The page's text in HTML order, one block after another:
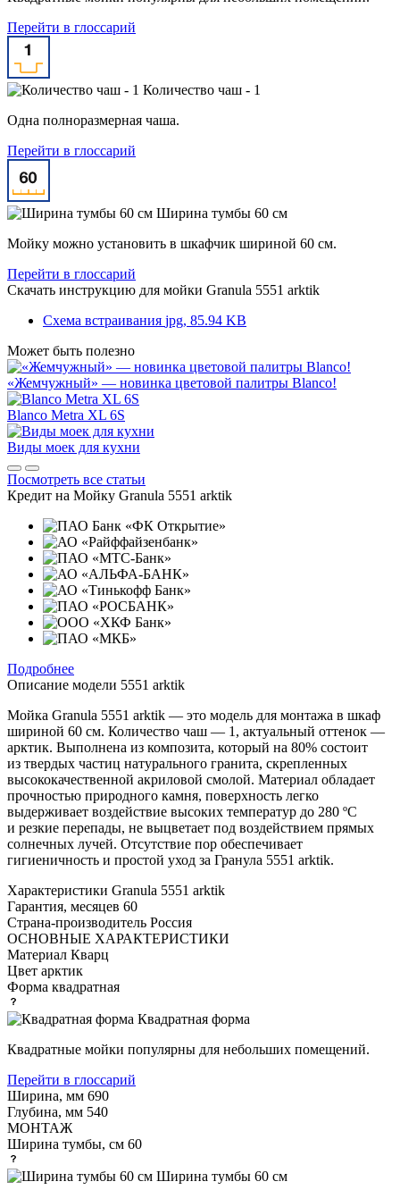
Перейти в глоссарий
Количество чаш - 1
Одна полноразмерная чаша.
Перейти в глоссарий
Ширина тумбы 60 см
Мойку можно установить в шкафчик шириной 60 см.
Перейти в глоссарий
Скачать инструкцию для мойки Granula 5551 arktik
Схема встраивания jpg, 85.94 KB
Может быть полезно
«Жемчужный» — новинка цветовой палитры Blanco!
Blanco Metra XL 6S
Виды моек для кухни
Посмотреть все статьи
Кредит на Мойку Granula 5551 arktik
Подробнее
Описание модели 5551 arktik
Мойка Granula 5551 arktik — это модель для монтажа в шкаф
шириной 60 см. Количество чаш — 1, актуальный оттенок —
арктик. Выполнена из композита, который на 80% состоит
из твердых частиц натурального гранита, скрепленных
высококачественной акриловой смолой. Материал обладает
прочностью природного камня, поверхность легко
выдерживает воздействие высоких температур до 280 ºС
и резкие перепады, не выцветает под воздействием прямых
солнечных лучей. Отсутствие пор обеспечивает
гигиеничность и простой уход за Гранула 5551 arktik.
Характеристики Granula 5551 arktik
Гарантия, месяцев 60
Страна-производитель Россия
ОСНОВНЫЕ ХАРАКТЕРИСТИКИ
Материал Кварц
Цвет арктик
Форма квадратная
Квадратная форма
Квадратные мойки популярны для небольших помещений.
Перейти в глоссарий
Ширина, мм 690
Глубина, мм 540
МОНТАЖ
Ширина тумбы, см 60
Ширина тумбы 60 см